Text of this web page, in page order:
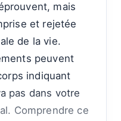
mais
et rejetée
de la vie.
peuvent
indiquant
pas dans votre
Comprendre ce